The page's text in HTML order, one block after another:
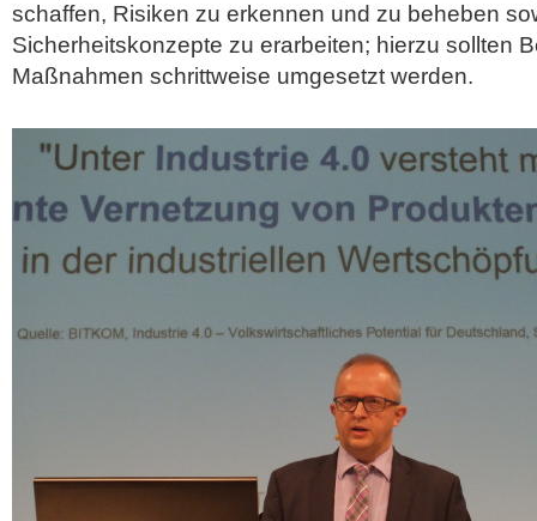
schaffen, Risiken zu erkennen und zu beheben
Sicherheitskonzepte zu erarbeiten; hierzu sollten
Maßnahmen schrittweise umgesetzt werden.